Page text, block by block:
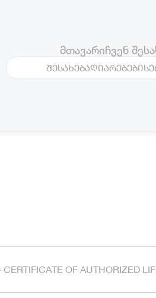
მთავარიჩვენ
შესახებაღიარებები
OF AUTHORIZED